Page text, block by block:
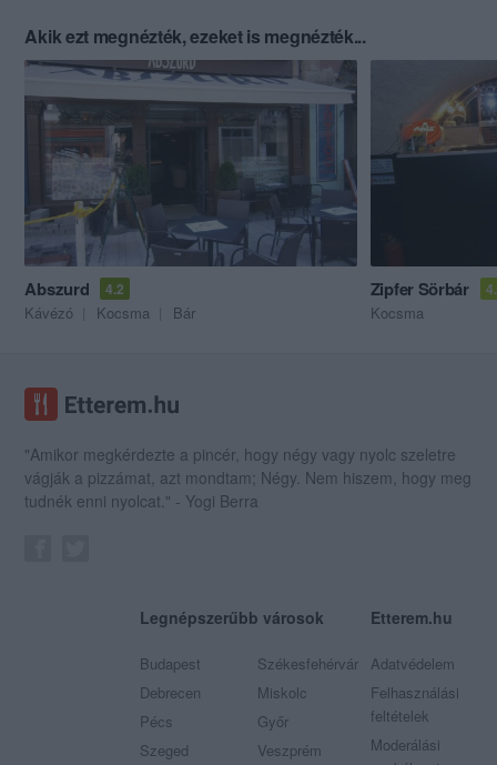
Akik ezt megnézték, ezeket is megnézték...
Abszurd 4.2
Kávézó Kocsma Bár
Zipfer Sörbár
Kocsma
"Amikor megkérdezte a pincér, hogy négy vagy nyolc szeletre
vágják a pizzámat, azt mondtam; Négy. Nem hiszem, hogy meg
tudnék enni nyolcat." - Yogi Berra
Legnépszerűbb városok
Budapest
Debrecen
Pécs
Szeged
Székesfehérvár
Miskolc
Győr
Veszprém
Etterem.hu
Adatvédelem
Felhasználási
feltételek
Moderálási